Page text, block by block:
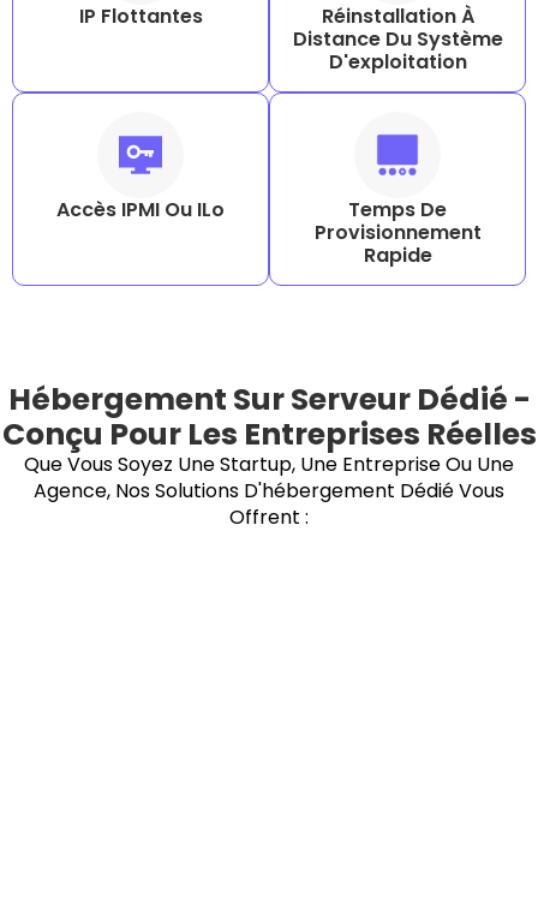
IP Flottantes
Réinstallation À
Distance Du Système
D'exploitation
Accès IPMI Ou ILo
Temps De
Provisionnement
Rapide
Hébergement Sur Serveur Dédié -
Conçu Pour Les Entreprises Réelles
Que Vous Soyez Une Startup, Une Entreprise Ou Une
Agence, Nos Solutions D'hébergement Dédié Vous
Offrent :